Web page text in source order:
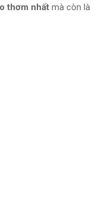
thơm nhất mà còn là